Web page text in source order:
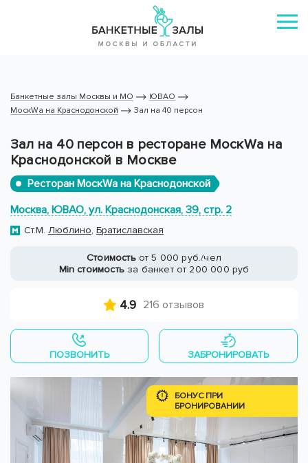
Банкетные залы Москвы и МО
ЮВАО
МоскWа на Краснодонской
Зал на 40 персон
Зал на 40 персон в ресторане МоскWа на
Краснодонской в Москве
Ресторан МоскWа на Краснодонской
Москва, ЮВАО, ул. Краснодонская, 39, стр. 2
Ст.М. Люблино, Братиславская
Стоимостьот 5 000 руб./чел
Min стоимостьза банкет от 200 000 руб
4.9 216 отзывов
ПОЗВОНИТЬ ЗАБРОНИРОВАТЬ
БОНУС ПРИ
БРОНИРОВАНИИ